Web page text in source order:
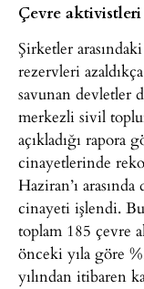
Çevre
Şirketler
rezervleri
savunan devletler
merkezli sivil
açıkladığı rapora
cinayetlerinde
Haziran’ı
cinayeti işlendi.
toplam 185 çevre
önceki yıla göre
yılından itibaren